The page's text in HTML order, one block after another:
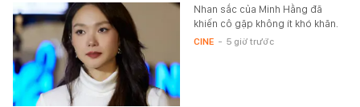
Nhan sắc của Minh Hằng đã
khiến cô gặp không ít khó khăn.
CINE - 5 giờ trước